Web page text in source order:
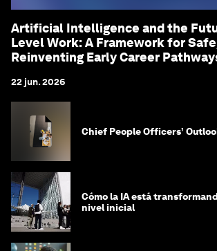
Artificial Intelligence and the
Level Work: A Framework for
Reinventing Early Career
22 jun. 2026
Chief People Officers’
Cómo la IA está
nivel inicial